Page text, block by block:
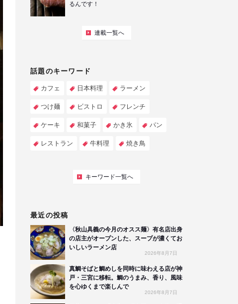
るんです！
連載一覧へ
話題のキーワード
カフェ 日本料理 ラーメン
つけ麺 ビストロ フレンチ
ケーキ 和菓子 かき氷 パン
レストラン 牛料理 焼き鳥
キーワード一覧へ
最近の投稿
〈秋山具義の今月のオスス麺〉有名店出身
の店主がオープンした、スープが濃くてお
いしいラーメン店
2026年8月7日
真鯛そばと鯛めしを同時に味わえる店が神
戸・三宮に移転。鯛のうまみ、香り、風味
を心ゆくまで楽しんで
2026年8月7日